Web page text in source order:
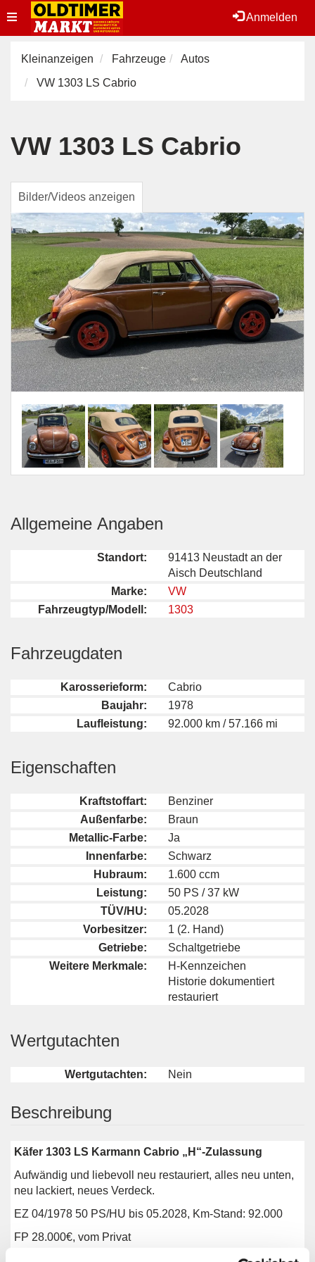
Anmelden
Toggle
navigation
Kleinanzeigen Fahrzeuge
Autos
VW 1303 LS Cabrio
VW 1303 LS Cabrio
Bilder/Videos anzeigen
Allgemeine Angaben
Standort:
91413 Neustadt an der
Aisch Deutschland
Marke:
VW
Fahrzeugtyp/Modell:
1303
Fahrzeugdaten
Karosserieform:
Cabrio
Baujahr:
1978
Laufleistung:
92.000 km / 57.166 mi
Eigenschaften
Kraftstoffart:
Benziner
Außenfarbe:
Braun
Metallic-Farbe:
Ja
Innenfarbe:
Schwarz
Hubraum:
1.600 ccm
Leistung:
50 PS / 37 kW
TÜV/HU:
05.2028
Vorbesitzer:
1 (2. Hand)
Getriebe:
Schaltgetriebe
Weitere Merkmale:
H-Kennzeichen
Historie dokumentiert
restauriert
Wertgutachten
Wertgutachten: Nein
Beschreibung
Käfer 1303 LS Karmann Cabrio „H“-Zulassung
Aufwändig und liebevoll neu restauriert, alles neu unten,
neu lackiert, neues Verdeck.
EZ 04/1978 50 PS/HU bis 05.2028, Km-Stand: 92.000
FP 28.000€, vom Privat